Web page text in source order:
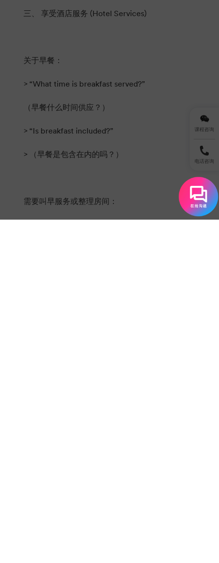
三、 享受酒店服务 (Hotel Services)
关于早餐：
> “What time is breakfast served?”
（早餐什么时间供应？）
> “Is breakfast included?”
> （早餐是包含在内的吗？）
需要叫早服务或整理房间：
课程咨询
电话咨询